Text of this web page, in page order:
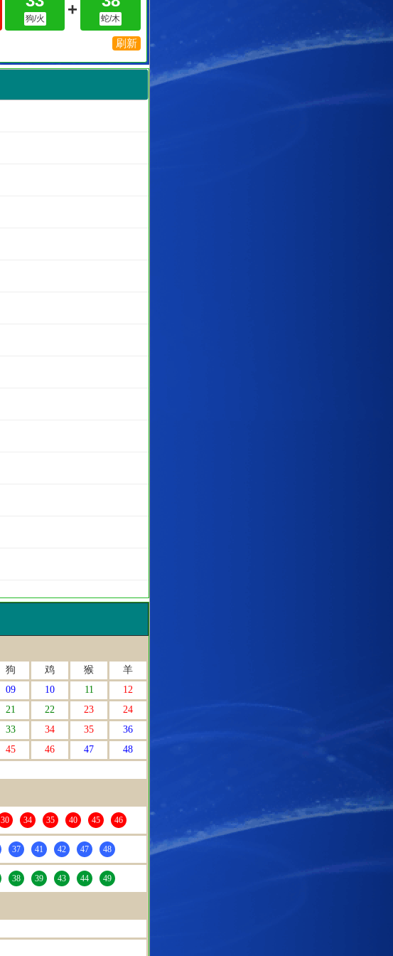
狗 鸡 猴
羊
09 10 11
12
21 22 23
24
33 34 35
36
45 46 47
48
30 34 35 40 45 46
37 41 42 47 48
38 39 43 44 49